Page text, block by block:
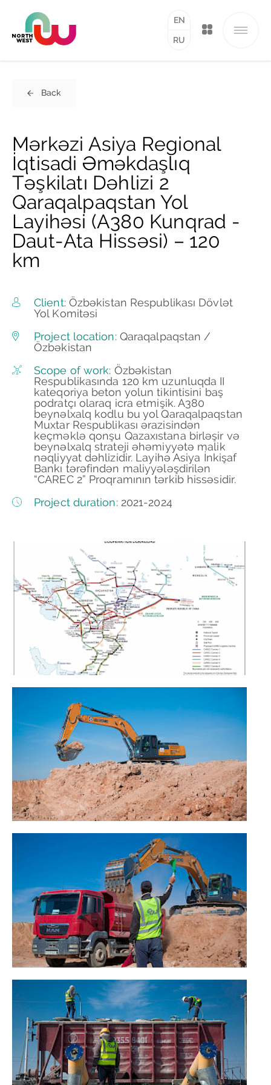
EN
RU
Back
Mərkəzi Asiya Regional
İqtisadi Əməkdaşlıq
Təşkilatı Dəhlizi 2
Qaraqalpaqstan Yol
Layihəsi (A380 Kunqrad -
Daut-Ata Hissəsi) – 120
km
Client:Özbəkistan Respublikası Dövlət
Yol Komitəsi
Project location:Qaraqalpaqstan /
Özbəkistan
Scope of work: Özbəkistan
Respublikasında 120 km uzunluqda II
kateqoriya beton yolun tikintisini baş
podratçı olaraq icra etmişik. A380
beynəlxalq kodlu bu yol Qaraqalpaqstan
Muxtar Respublikası ərazisindən
keçməklə qonşu Qazaxıstana birləşir və
beynəlxalq strateji əhəmiyyətə malik
nəqliyyat dəhlizidir. Layihə Asiya İnkişaf
Bankı tərəfindən maliyyələşdirilən
“CAREC 2” Proqramının tərkib hissəsidir.
Project duration:2021-2024